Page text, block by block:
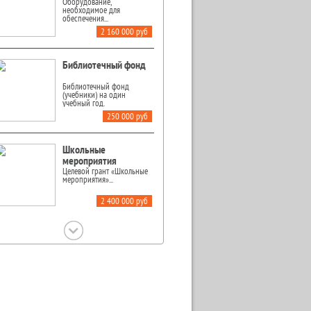
необходимое для
обеспечения...
2 160 000 руб
Библиотечный фонд
Библиотечный фонд
(учебники) на один
учебный год.
250 000 руб
Школьные
мероприятия
Целевой грант «Школьные
мероприятия»...
2 400 000 руб
Театральная студия